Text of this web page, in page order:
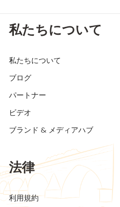
私たちについて
私たちについて
ブログ
パートナー
ビデオ
ブランド & メディアハブ
法律
利用規約